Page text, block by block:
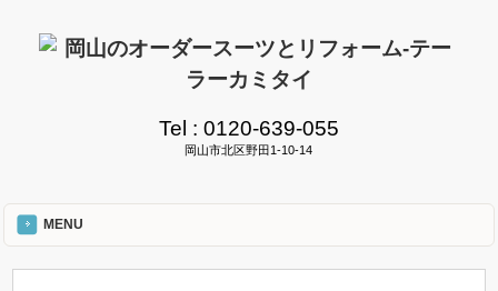
Tel : 0120-639-055
岡山市北区野田1-10-14
MENU